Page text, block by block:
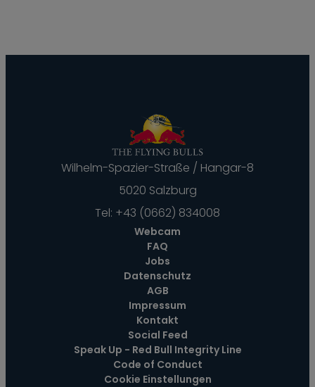
Wilhelm-Spazier-Straße / Hangar-8
5020 Salzburg
Tel: +43 (0662) 834008
Webcam
FAQ
Jobs
Datenschutz
AGB
Impressum
Kontakt
Social Feed
Speak Up - Red Bull Integrity Line
Code of Conduct
Cookie Einstellungen